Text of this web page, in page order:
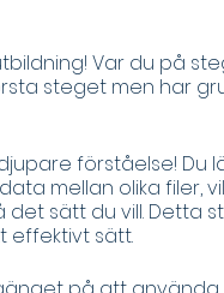
Var du på
steget men har
förståelse! Du
mellan olika filer,
sätt du vill. Detta
effektivt sätt.